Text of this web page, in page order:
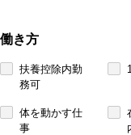
働き方
扶養控除内勤
務可
体を動かす仕
事